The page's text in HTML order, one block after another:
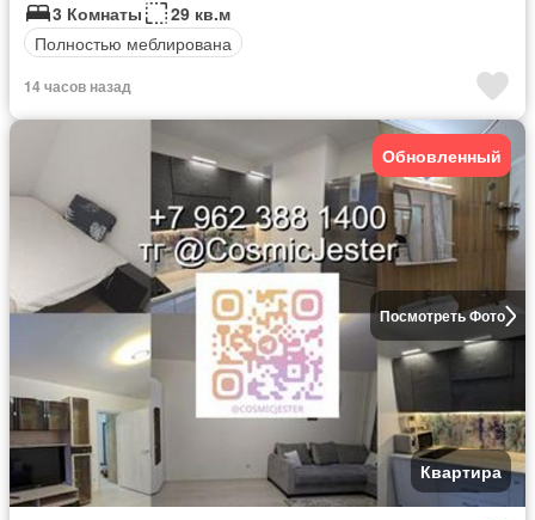
3 Комнаты
29 кв.м
Полностью меблирована
14 часов назад
Посмотреть Фото
Обновленный
Квартира